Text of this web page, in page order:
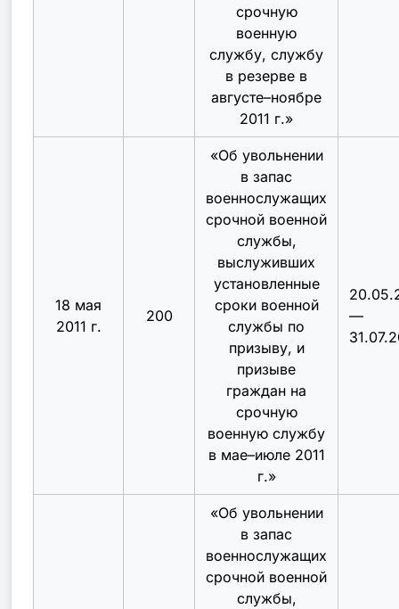
срочную
военную
службу, службу
в резерве в
августе–ноябре
2011 г.»
18 мая
2011 г.
200
«Об увольнении
в запас
военнослужащих
срочной военной
службы,
выслуживших
установленные
сроки военной
службы по
призыву, и
призыве
граждан на
срочную
военную службу
в мае–июле 2011
г.»
—
«Об увольнении
в запас
военнослужащих
срочной военной
службы,